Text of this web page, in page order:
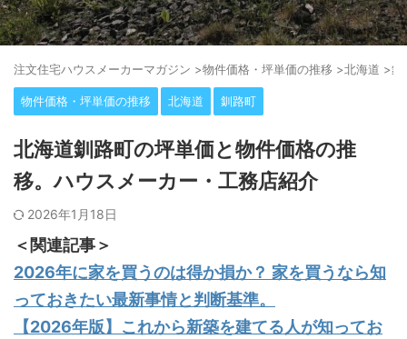
注⽂住宅ハウスメーカーマガジン >物件価格・坪単価の推移 >北海道 >釧
物件価格・坪単価の推移 北海道 釧路町
北海道釧路町の坪単価と物件価格の推
移。ハウスメーカー・工務店紹介
2026年1月18日
＜関連記事＞
2026年に家を買うのは得か損か？ 家を買うなら知
っておきたい最新事情と判断基準。
【2026年版】これから新築を建てる人が知ってお